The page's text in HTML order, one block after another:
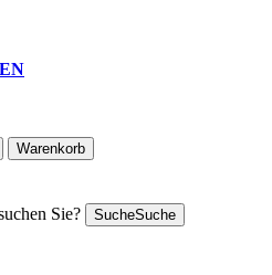
Warenkorb
Sie?
SucheSuche